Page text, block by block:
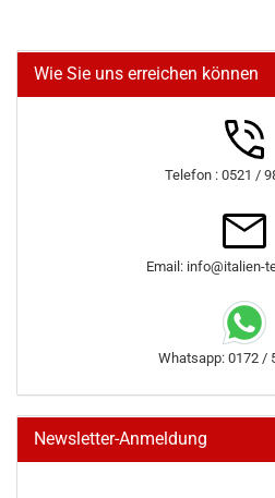
Wie Sie uns erreichen können
Telefon : 0521 /
Email: info@italien-
Whatsapp: 0172 /
Newsletter-Anmeldung